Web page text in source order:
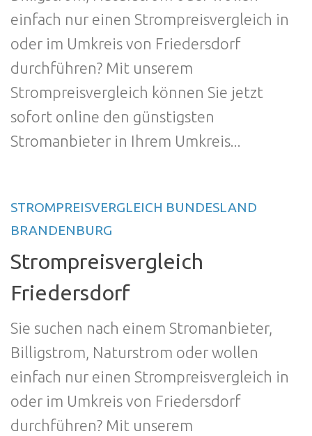
einfach nur einen Strompreisvergleich in
oder im Umkreis von Friedersdorf
durchführen? Mit unserem
Strompreisvergleich können Sie jetzt
sofort online den günstigsten
Stromanbieter in Ihrem Umkreis...
STROMPREISVERGLEICH BUNDESLAND
BRANDENBURG
Strompreisvergleich
Friedersdorf
Sie suchen nach einem Stromanbieter,
Billigstrom, Naturstrom oder wollen
einfach nur einen Strompreisvergleich in
oder im Umkreis von Friedersdorf
durchführen? Mit unserem